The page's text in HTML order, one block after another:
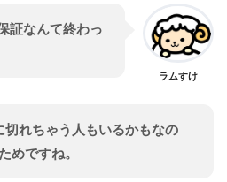
証なんて終わっ
ラムすけ
切れちゃう人もいるかもなの
めですね。